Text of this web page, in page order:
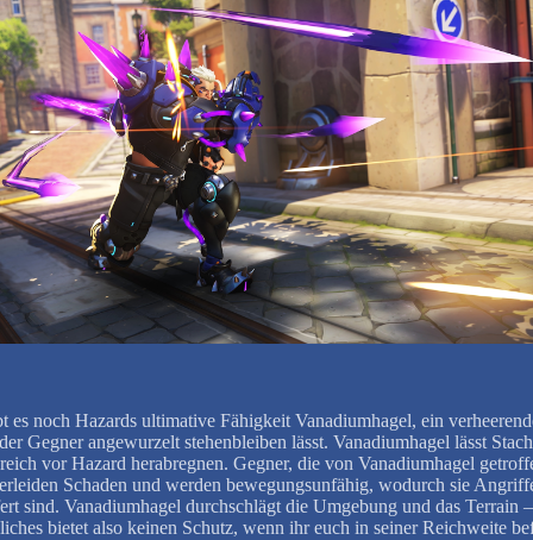
es noch Hazards ultimative Fähigkeit Vanadiumhagel, ein
Gegner angewurzelt stehenbleiben lässt. Vanadiumhagel lässt
vor Hazard herabregnen. Gegner, die von Vanadiumhagel
Schaden und werden bewegungsunfähig, wodurch sie
sind. Vanadiumhagel durchschlägt die Umgebung und das Terrain
bietet also keinen Schutz, wenn ihr euch in seiner Reichweite